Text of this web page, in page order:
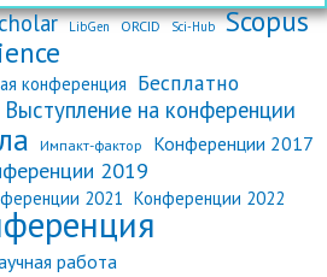
LibGen ORCID Sci-Hub Scopus
конференция Бесплатно
Выступление на конференции
Импакт-фактор Конференции 2017
2019
2021 Конференции 2022
работа